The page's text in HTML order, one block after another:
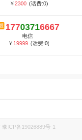
￥2300 (话费:0)
17703716667
电信
￥ 19999 (话费:0)
豫ICP备19026889号-1